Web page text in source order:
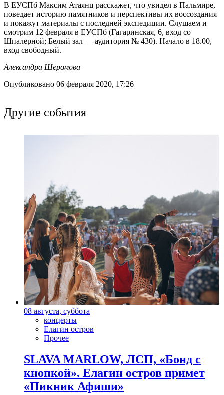
В ЕУСПб Максим Атаянц расскажет, что увидел в Пальмире,
поведает историю памятников и перспективы их воссоздания
и покажут материалы с последней экспедиции. Слушаем и
смотрим 12 февраля в ЕУСПб (Гагаринская, 6, вход со
Шпалерной; Белый зал — аудитория № 430). Начало в 18.00,
вход свободный.
Александра Шеромова
Опубликовано 06 февраля 2020, 17:26
Другие события
08 августа, суббота
концерты
Елагин остров
Прочее
SLAVA MARLOW, ЛСП, «Бонд с
кнопкой». Елагин остров примет
«Пикник Афиши»